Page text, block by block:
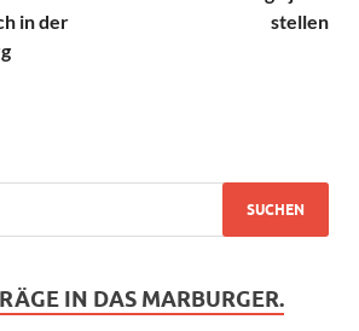
in der
stellen
IN DAS MARBURGER.